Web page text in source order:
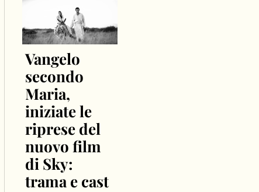
Vangelo
secondo
Maria,
iniziate le
riprese del
nuovo film
di Sky:
trama e cast